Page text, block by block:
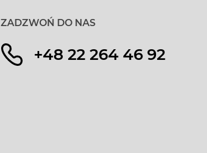
ZADZWOŃ DO NAS
+48 22 264 46 92